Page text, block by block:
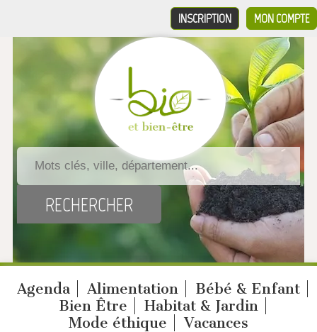
MON COMPTE
INSCRIPTION
Agenda Alimentation
Bébé & Enfant
Bien Être
Habitat & Jardin
Mode éthique
Vacances